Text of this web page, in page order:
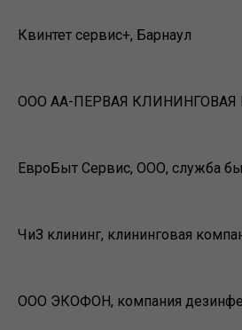
Квинтет сервис+, Барнаул
ООО АА-ПЕРВАЯ
ЕвроБыт Сервис, ООО, служба
ЧиЗ клининг, клининговая
ООО ЭКОФОН, компания